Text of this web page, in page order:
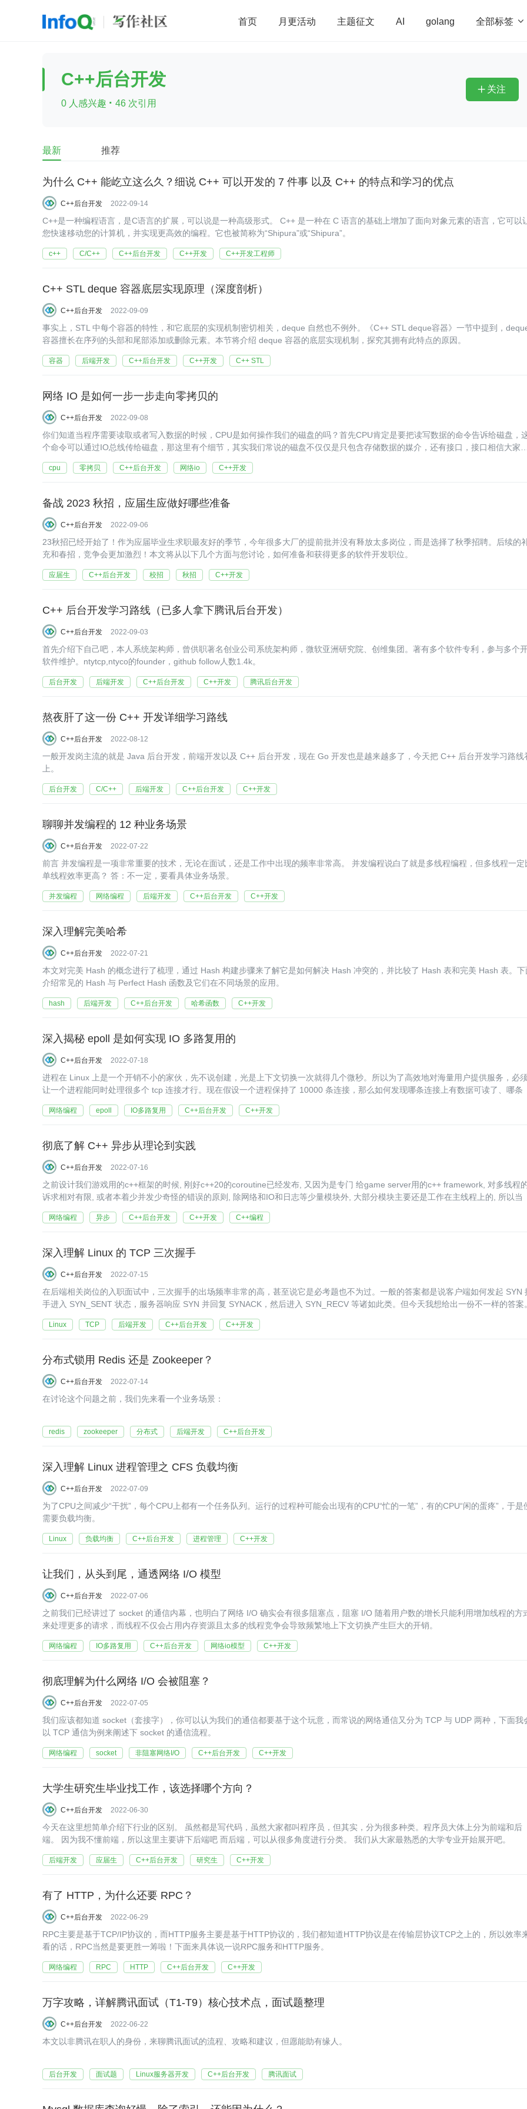
首页 月更活动 主题征文 AI golang 全部标签 
前端 AI 大数据 redis
查看更多
C++后台开发
0 人感兴趣 · 46 次引用
 关注
最新 推荐
为什么 C++ 能屹立这么久？细说 C++ 可以开发的 7 件事 以及 C++ 的特点和学习的优点
C++后台开发 2022-09-14
C++是一种编程语言，是C语言的扩展，可以说是一种高级形式。 C++ 是一种在 C 语言的基础上增加了面向对象元素的语言，它可以让
您快速移动您的计算机，并实现更高效的编程。它也被简称为“Shipura”或“Shipura”。
c++ C/C++ C++后台开发 C++开发 C++开发工程师
C++ STL deque 容器底层实现原理（深度剖析）
C++后台开发 2022-09-09
事实上，STL 中每个容器的特性，和它底层的实现机制密切相关，deque 自然也不例外。《C++ STL deque容器》一节中提到，
容器擅长在序列的头部和尾部添加或删除元素。本节将介绍 deque 容器的底层实现机制，探究其拥有此特点的原因。
容器 后端开发 C++后台开发 C++开发 C++ STL
网络 IO 是如何一步一步走向零拷贝的
C++后台开发 2022-09-08
你们知道当程序需要读取或者写入数据的时候，CPU是如何操作我们的磁盘的吗？首先CPU肯定是要把读写数据的命令告诉给磁盘，
个命令可以通过IO总线传给磁盘，那这里有个细节，其实我们常说的磁盘不仅仅是只包含存储数据的媒介，还有接口，接口相信大家
cpu 零拷贝 C++后台开发 网络io C++开发
备战 2023 秋招，应届生应做好哪些准备
C++后台开发 2022-09-06
23秋招已经开始了！作为应届毕业生求职最友好的季节，今年很多大厂的提前批并没有释放太多岗位，而是选择了秋季招聘。后续的
充和春招，竞争会更加激烈！本文将从以下几个方面与您讨论，如何准备和获得更多的软件开发职位。
应届生 C++后台开发 校招 秋招 C++开发
C++ 后台开发学习路线（已多人拿下腾讯后台开发）
C++后台开发 2022-09-03
首先介绍下自己吧，本人系统架构师，曾供职著名创业公司系统架构师，微软亚洲研究院、创维集团。著有多个软件专利，参与多个
软件维护。ntytcp,ntyco的founder，github follow人数1.4k。
后台开发 后端开发 C++后台开发 C++开发 腾讯后台开发
熬夜肝了这一份 C++ 开发详细学习路线
C++后台开发 2022-08-12
一般开发岗主流的就是 Java 后台开发，前端开发以及 C++ 后台开发，现在 Go 开发也是越来越多了，今天把 C++ 后台开发学习路线
上。
后台开发 C/C++ 后端开发 C++后台开发 C++开发
聊聊并发编程的 12 种业务场景
C++后台开发 2022-07-22
前言 并发编程是一项非常重要的技术，无论在面试，还是工作中出现的频率非常高。 并发编程说白了就是多线程编程，但多线程一定比
单线程效率更高？ 答：不一定，要看具体业务场景。
并发编程 网络编程 后端开发 C++后台开发 C++开发
深入理解完美哈希
C++后台开发 2022-07-21
本文对完美 Hash 的概念进行了梳理，通过 Hash 构建步骤来了解它是如何解决 Hash 冲突的，并比较了 Hash 表和完美 Hash 表。下
介绍常见的 Hash 与 Perfect Hash 函数及它们在不同场景的应用。
hash 后端开发 C++后台开发 哈希函数 C++开发
深入揭秘 epoll 是如何实现 IO 多路复用的
C++后台开发 2022-07-18
进程在 Linux 上是一个开销不小的家伙，先不说创建，光是上下文切换一次就得几个微秒。所以为了高效地对海量用户提供服务，必
让一个进程能同时处理很多个 tcp 连接才行。现在假设一个进程保持了 10000 条连接，那么如何发现哪条连接上有数据可读了、哪条
网络编程 epoll IO多路复用 C++后台开发 C++开发
彻底了解 C++ 异步从理论到实践
C++后台开发 2022-07-16
之前设计我们游戏用的c++框架的时候, 刚好c++20的coroutine已经发布, 又因为是专门 给game server用的c++ framework, 对多线程
诉求相对有限, 或者本着少并发少奇怪的错误的原则, 除网络和IO和日志等少量模块外, 大部分模块主要还是工作在主线程上的, 所以当
网络编程 异步 C++后台开发 C++开发 C++编程
深入理解 Linux 的 TCP 三次握手
C++后台开发 2022-07-15
在后端相关岗位的入职面试中，三次握手的出场频率非常的高，甚至说它是必考题也不为过。一般的答案都是说客户端如何发起 SYN
手进入 SYN_SENT 状态，服务器响应 SYN 并回复 SYNACK，然后进入 SYN_RECV 等诸如此类。但今天我想给出一份不一样的答案
Linux TCP 后端开发 C++后台开发 C++开发
分布式锁用 Redis 还是 Zookeeper？
C++后台开发 2022-07-14
在讨论这个问题之前，我们先来看一个业务场景：
redis zookeeper 分布式 后端开发 C++后台开发
深入理解 Linux 进程管理之 CFS 负载均衡
C++后台开发 2022-07-09
为了CPU之间减少“干扰”，每个CPU上都有一个任务队列。运行的过程种可能会出现有的CPU“忙的一笔”，有的CPU“闲的蛋疼”，于是
需要负载均衡。
Linux 负载均衡 C++后台开发 进程管理 C++开发
让我们，从头到尾，通透网络 I/O 模型
C++后台开发 2022-07-06
之前我们已经讲过了 socket 的通信内幕，也明白了网络 I/O 确实会有很多阻塞点，阻塞 I/O 随着用户数的增长只能利用增加线程的方
来处理更多的请求，而线程不仅会占用内存资源且太多的线程竞争会导致频繁地上下文切换产生巨大的开销。
网络编程 IO多路复用 C++后台开发 网络io模型 C++开发
彻底理解为什么网络 I/O 会被阻塞？
C++后台开发 2022-07-05
我们应该都知道 socket（套接字），你可以认为我们的通信都要基于这个玩意，而常说的网络通信又分为 TCP 与 UDP 两种，下面我
以 TCP 通信为例来阐述下 socket 的通信流程。
网络编程 socket 非阻塞网络I/O C++后台开发 C++开发
大学生研究生毕业找工作，该选择哪个方向？
C++后台开发 2022-06-30
今天在这里想简单介绍下行业的区别。 虽然都是写代码，虽然大家都叫程序员，但其实，分为很多种类。程序员大体上分为前端和后
端。 因为我不懂前端，所以这里主要讲下后端吧 而后端，可以从很多角度进行分类。 我们从大家最熟悉的大学专业开始展开吧。
后端开发 应届生 C++后台开发 研究生 C++开发
有了 HTTP，为什么还要 RPC？
C++后台开发 2022-06-29
RPC主要是基于TCP/IP协议的，而HTTP服务主要是基于HTTP协议的，我们都知道HTTP协议是在传输层协议TCP之上的，所以效率
看的话，RPC当然是要更胜一筹啦！下面来具体说一说RPC服务和HTTP服务。
网络编程 RPC HTTP C++后台开发 C++开发
万字攻略，详解腾讯面试（T1-T9）核心技术点，面试题整理
C++后台开发 2022-06-22
本文以非腾讯在职人的身份，来聊腾讯面试的流程、攻略和建议，但愿能助有缘人。
后台开发 面试题 Linux服务器开发 C++后台开发 腾讯面试